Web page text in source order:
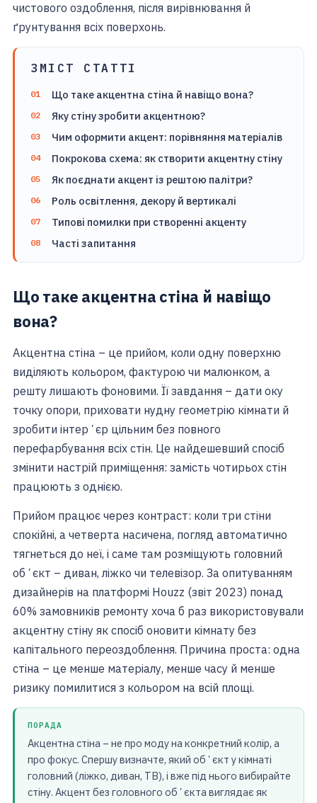
чистового оздоблення, після вирівнювання й
ґрунтування всіх поверхонь.
ЗМІСТ СТАТТІ
Що таке акцентна стіна й навіщо вона?
Яку стіну зробити акцентною?
Чим оформити акцент: порівняння матеріалів
Покрокова схема: як створити акцентну стіну
Як поєднати акцент із рештою палітри?
Роль освітлення, декору й вертикалі
Типові помилки при створенні акценту
Часті запитання
Що таке акцентна стіна й навіщо
вона?
Акцентна стіна – це прийом, коли одну поверхню
виділяють кольором, фактурою чи малюнком, а
решту лишають фоновими. Її завдання – дати оку
точку опори, приховати нудну геометрію кімнати й
зробити інтерʼєр цільним без повного
перефарбування всіх стін. Це найдешевший спосіб
змінити настрій приміщення: замість чотирьох стін
працюють з однією.
Прийом працює через контраст: коли три стіни
спокійні, а четверта насичена, погляд автоматично
тягнеться до неї, і саме там розміщують головний
обʼєкт – диван, ліжко чи телевізор. За опитуванням
дизайнерів на платформі Houzz (звіт 2023) понад
60% замовників ремонту хоча б раз використовували
акцентну стіну як спосіб оновити кімнату без
капітального переоздоблення. Причина проста: одна
стіна – це менше матеріалу, менше часу й менше
ризику помилитися з кольором на всій площі.
ПОРАДА
Акцентна стіна – не про моду на конкретний колір, а
про фокус. Спершу визначте, який обʼєкт у кімнаті
головний (ліжко, диван, ТВ), і вже під нього вибирайте
стіну. Акцент без головного обʼєкта виглядає як